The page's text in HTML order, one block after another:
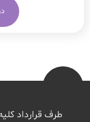
طرف قرارداد